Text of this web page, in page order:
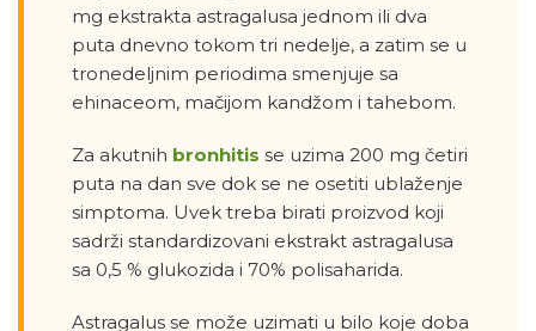
mg ekstrakta astragalusa jednom ili dva
puta dnevno tokom tri nedelje, a zatim se u
tronedeljnim periodima smenjuje sa
ehinaceom, mačijom kandžom i tahebom.
Za akutnih bronhitis se uzima 200 mg četiri
puta na dan sve dok se ne osetiti ublaženje
simptoma. Uvek treba birati proizvod koji
sadrži standardizovani ekstrakt astragalusa
sa 0,5 % glukozida i 70% polisaharida.
Astragalus se može uzimati u bilo koje doba